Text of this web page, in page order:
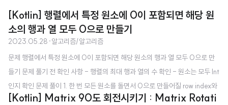
[Kotlin] 행렬에서 특정 원소에 0이 포함되면 해당 원
소의 행과 열 모두 0으로 만들기
2023.05.28 ·알고리즘/알고리즘
문제 행렬에서 특정 원소에 0이 포함되면 해당 원소의 행과 열 모두 0으로 만
들기 문제 풀기 전 확인 사항 - 행렬의 최대 행과 열의 수 확인 - 원소는 모두 Int
인지 확인 문제 풀이 1. 한 번 모든 원소를 돌면서 0으로 만들어질 row index와
column index를 체크한다. 2. 체크된 index에 해당하는 row, column을 모두
[Kotlin] Matrix 90도 회전시키기 : Matrix Rotati